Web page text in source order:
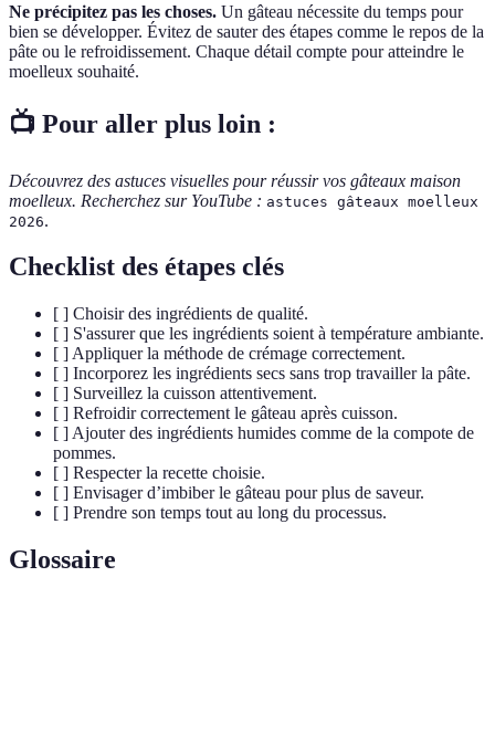
Ne précipitez pas les choses. Un gâteau nécessite du temps pour
bien se développer. Évitez de sauter des étapes comme le repos de la
pâte ou le refroidissement. Chaque détail compte pour atteindre le
moelleux souhaité.
📺 Pour aller plus loin :
Découvrez des astuces visuelles pour réussir vos gâteaux maison
moelleux. Recherchez sur YouTube : astuces gâteaux moelleux
2026.
Checklist des étapes clés
[ ] Choisir des ingrédients de qualité.
[ ] S'assurer que les ingrédients soient à température ambiante.
[ ] Appliquer la méthode de crémage correctement.
[ ] Incorporez les ingrédients secs sans trop travailler la pâte.
[ ] Surveillez la cuisson attentivement.
[ ] Refroidir correctement le gâteau après cuisson.
[ ] Ajouter des ingrédients humides comme de la compote de
pommes.
[ ] Respecter la recette choisie.
[ ] Envisager d’imbiber le gâteau pour plus de saveur.
[ ] Prendre son temps tout au long du processus.
Glossaire